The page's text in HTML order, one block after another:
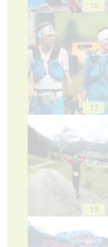
15
17
19